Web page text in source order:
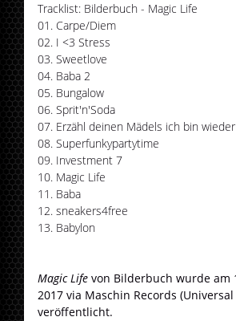
Tracklist: Bilderbuch - Magic Life
01. Carpe/Diem
02. I <3 Stress
03. Sweetlove
04. Baba 2
05. Bungalow
06. Sprit'n'Soda
07. Erzähl deinen Mädels ich bin
08. Superfunkypartytime
09. Investment 7
10. Magic Life
11. Baba
12. sneakers4free
13. Babylon
Magic Life von Bilderbuch wurde am
2017 via Maschin Records
veröffentlicht.